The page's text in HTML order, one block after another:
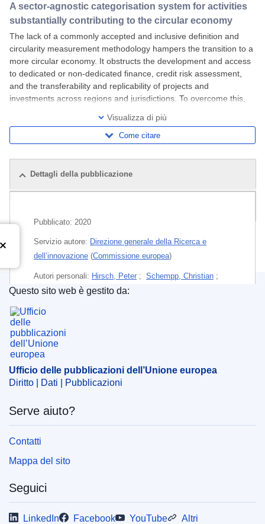
A sector-agnostic categorisation system for activities
substantially contributing to the circular economy
The lack of a commonly accepted and inclusive definition and
circularity measurement methodology hampers the transition to a
more circular economy. It obstructs the development and access
to dedicated or non-dedicated finance, credit risk assessment,
and the transferability and replicability of projects and
investments across regions and jurisdictions. To overcome this,
Visualizza di più
Come citare
Dettagli della pubblicazione
Pubblicato: 2020
Servizio autore: Direzione generale della Ricerca e
dell’innovazione (Commissione europea)
Autori personali: Hirsch, Peter ; Schempp, Christian ;
Temi:Economia – Finanze,
finanziamento
PDF
Released on EU publications website:
Ufficio delle pubblicazioni dell’Unione europea
Questo sito web è gestito da:
Ufficio delle pubblicazioni dell’Unione europea
Diritto | Dati | Pubblicazioni
Serve aiuto?
Contatti
Mappa del sito
Seguici
LinkedIn Facebook YouTube Altri